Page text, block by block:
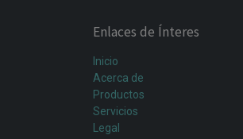
Enlaces de Ínteres
Inicio
Acerca de
Productos
Servicios
Legal